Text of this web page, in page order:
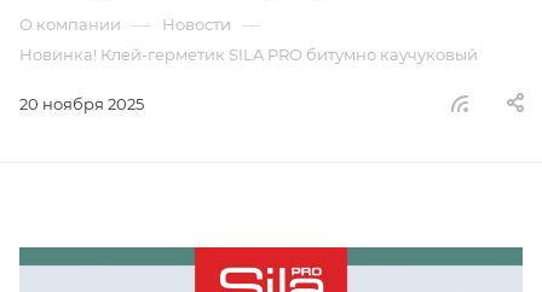
О компании — Новости —
Новинка! Клей-герметик SILA PRO битумно каучуковый
20 ноября 2025